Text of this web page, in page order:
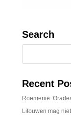
Search
Recent
Roemenië:
Litouwen mag